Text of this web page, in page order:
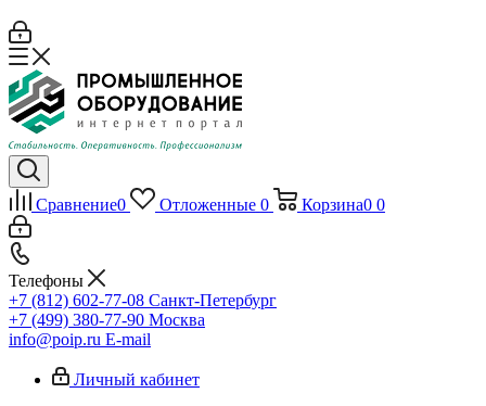
Сравнение0 Отложенные 0 Корзина0 0
Телефоны
+7 (812) 602-77-08 Санкт-Петербург
+7 (499) 380-77-90 Москва
info@poip.ru E-mail
Личный кабинет